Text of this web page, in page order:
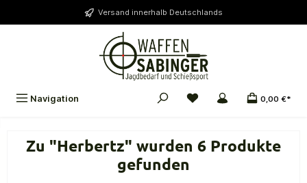
Versand innerhalb Deutschlands
Navigation 0,00 €*
Zu "Herbertz" wurden 6 Produkte
gefunden